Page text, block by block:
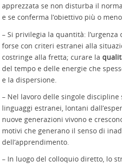
apprezzata se non disturba il
e se conferma l’obiettivo più o
– Si privilegia la quantità:
forse con criteri estranei alla
costringe alla fretta; curare la
del tempo e delle energie che
e la dispersione.
– Nel lavoro delle singole discipline
linguaggi estranei, lontani
nuove generazioni vivono e
motivi che generano il senso di
dell’apprendimento.
– In luogo del colloquio diretto, lo